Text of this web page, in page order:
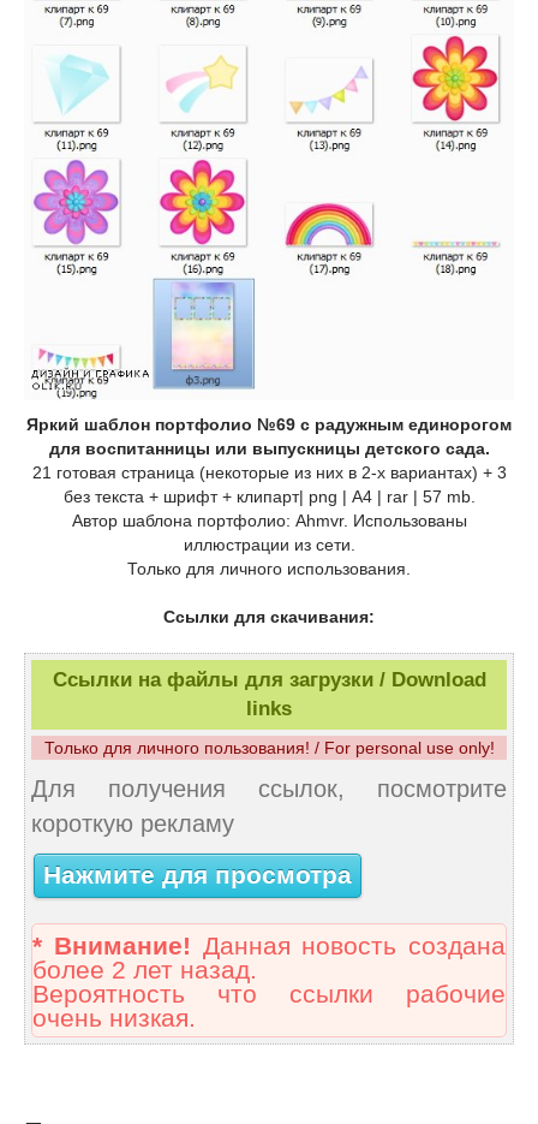
Яркий шаблон портфолио №69 с радужным единорогом
для воспитанницы или выпускницы детского сада.
21 готовая страница (некоторые из них в 2-х вариантах) + 3
без текста + шрифт + клипарт| png | А4 | rar | 57 mb.
Автор шаблона портфолио: Аhmvr. Использованы
иллюстрации из сети.
Только для личного использования.
Ссылки для скачивания:
Ссылки на файлы для загрузки / Download
links
Только для личного пользования! / For personal use only!
Для получения ссылок, посмотрите
короткую рекламу
Нажмите для просмотра
* Внимание! Данная новость создана
более 2 лет назад.
Вероятность что ссылки рабочие
очень низкая.